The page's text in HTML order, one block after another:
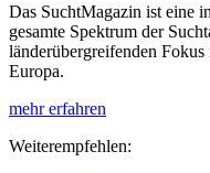
Das SuchtMagazin ist eine
gesamte Spektrum der
länderübergreifenden
Europa.
mehr erfahren
Weiterempfehlen: